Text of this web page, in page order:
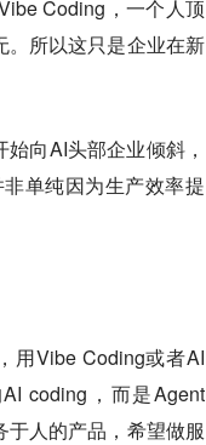
Coding，一个人顶
所以这只是企业在新
向AI头部企业倾斜，
单纯因为生产效率提
用Vibe Coding或者AI
coding，而是Agent
于人的产品，希望做服